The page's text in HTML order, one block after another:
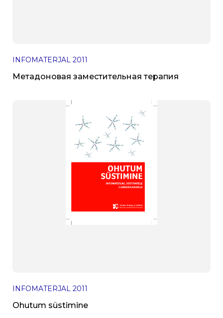
INFOMATERJAL 2011
Метадоновая заместительная терапия
INFOMATERJAL 2011
Ohutum süstimine